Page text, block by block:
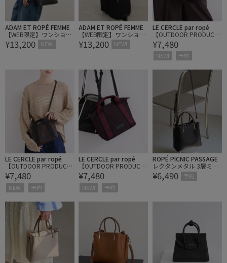
ADAM ET ROPÉ FEMME
【WEB限定】ワンショル
ダーミドルバッグ
¥13,200 NEW!
ADAM ET ROPÉ FEMME
【WEB限定】ワンショル
ダーミドルバッグ
¥13,200 NEW!
LE CERCLE par ropé
【OUTDOOR PRODUCT
S】ボートシェイプミニ
バッグ
¥7,480
NEW! 予約
LE CERCLE par ropé
【OUTDOOR PRODUCT
S】ボートシェイプミニ
バッグ
¥7,480
NEW! 予約
LE CERCLE par ropé
【OUTDOOR PRODUCT
S】ボートシェイプミニ
バッグ
¥7,480
NEW! 予約
ROPÉ PICNIC PASSAGE
レクタンメタル 3層ミド
ルトート&ショルダーバ
ッグ/軽量
¥6,490 予約